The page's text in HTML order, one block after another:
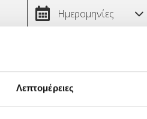
Λεπτομέρειες
Ημερομηνίες
επιλεγμένα ξενοδοχεία